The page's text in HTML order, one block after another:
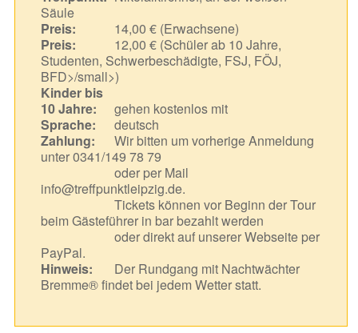
Säule
Preis:
14,00 € (Erwachsene)
Preis:
12,00 € (Schüler ab 10 Jahre,
Studenten, Schwerbeschädigte, FSJ, FÖJ,
BFD>/small>)
Kinder bis
10 Jahre:
gehen kostenlos mit
Sprache:
deutsch
Zahlung:
Wir bitten um vorherige Anmeldung
unter 0341/149 78 79
oder per Mail
info@treffpunktleipzig.de.
Tickets können vor Beginn der Tour
beim Gästeführer in bar bezahlt werden
oder direkt auf unserer Webseite per
PayPal.
Hinweis:
Der Rundgang mit Nachtwächter
Bremme® findet bei jedem Wetter statt.